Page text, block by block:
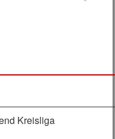
Kreisliga